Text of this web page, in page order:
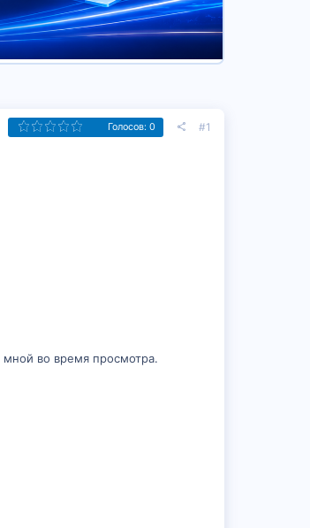
Голосов: 0 #1
во время просмотра.